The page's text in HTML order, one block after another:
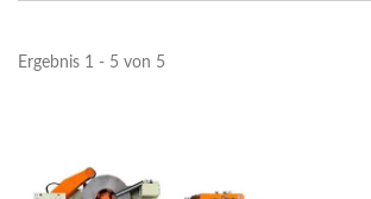
Ergebnis 1 - 5 von 5